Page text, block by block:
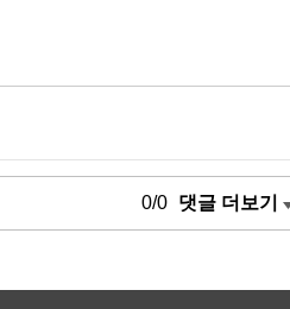
0/0 댓글 더보기